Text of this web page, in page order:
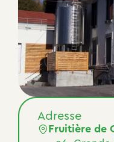
Adresse
Fruitière de